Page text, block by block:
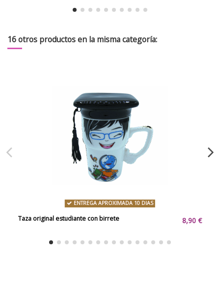
16 otros productos en la misma categoría:
ENTREGA APROXIMADA 10 DIAS
Taza original estudiante con birrete 8,90 €